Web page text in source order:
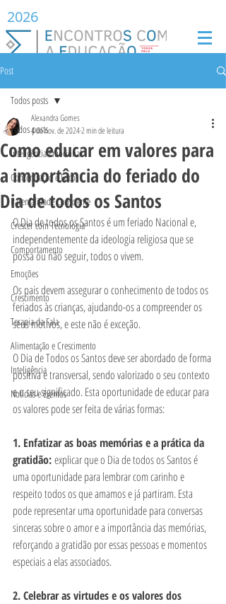
2026
Post
Todos posts
Inteligência Emocional
Concentração e Foco
Parentalidade Consciente
Crescer com Tecnologia
Comportamento
Emoções
Crescimento
Terapia da Fala
Alimentação e Crescimento
Inteligência
Notícias e Eventos
Todos posts
Como educar em valores para
a importância do feriado do
Dia de todos os Santos
Alexandra Gomes
4 de nov. de 20242 min de leitura
O Dia de todos os Santos é um feriado Nacional e,
independentemente da ideologia religiosa que se
possa ou não seguir, todos o vivem.
Os pais devem assegurar o conhecimento de todos os
feriados às crianças, ajudando-os a compreender os
seus motivos, e este não é exceção.
O Dia de Todos os Santos deve ser abordado de forma
positiva e transversal, sendo valorizado o seu contexto
e o seu significado. Esta oportunidade de educar para
os valores pode ser feita de várias formas:
1. Enfatizar as boas memórias e a prática da
gratidão: explicar que o Dia de todos os Santos é
uma oportunidade para lembrar com carinho e
respeito todos os que amamos e já partiram. Esta
pode representar uma oportunidade para conversas
sinceras sobre o amor e a importância das memórias,
reforçando a gratidão por essas pessoas e momentos
especiais a elas associados.
2. Celebrar as virtudes e os valores dos